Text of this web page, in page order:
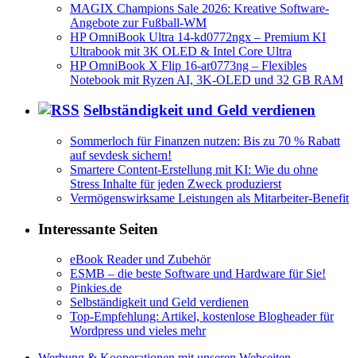
MAGIX Champions Sale 2026: Kreative Software-
Angebote zur Fußball-WM
HP OmniBook Ultra 14-kd0772ngx – Premium KI
Ultrabook mit 3K OLED & Intel Core Ultra
HP OmniBook X Flip 16-ar0773ng – Flexibles
Notebook mit Ryzen AI, 3K-OLED und 32 GB RAM
Selbständigkeit und Geld verdienen
Sommerloch für Finanzen nutzen: Bis zu 70 % Rabatt
auf sevdesk sichern!
Smartere Content-Erstellung mit KI: Wie du ohne
Stress Inhalte für jeden Zweck produzierst
Vermögenswirksame Leistungen als Mitarbeiter-Benefit
Interessante Seiten
eBook Reader und Zubehör
ESMB – die beste Software und Hardware für Sie!
Pinkies.de
Selbständigkeit und Geld verdienen
Top-Empfehlung: Artikel, kostenlose Blogheader für
Wordpress und vieles mehr